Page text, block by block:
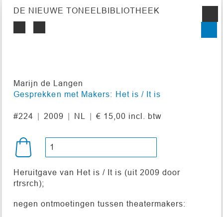
DE NIEUWE TONEELBIBLIOTHEEK
Marijn de Langen
Gesprekken met Makers: Het is / It is
#224 2009 NL € 15,00 incl. btw
Heruitgave van Het is / It is (uit 2009 door
rtrsrch);
negen ontmoetingen tussen theatermakers: